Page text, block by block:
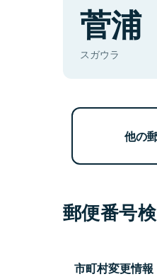
菅浦
スガウラ
他の
郵便番号
市町村変更情報